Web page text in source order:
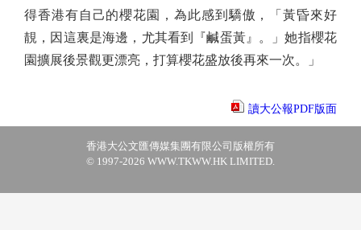
得香港有自己的櫻花園，為此感到驕傲，「黃昏來好
靚，因這裏是海邊，尤其看到『鹹蛋黃』。」她指櫻花
園擴展後景觀更漂亮，打算櫻花盛放後再來一次。」
讀大公報PDF版面
香港大公文匯傳媒集團有限公司版權所有
© 1997-2026 WWW.TKWW.HK LIMITED.